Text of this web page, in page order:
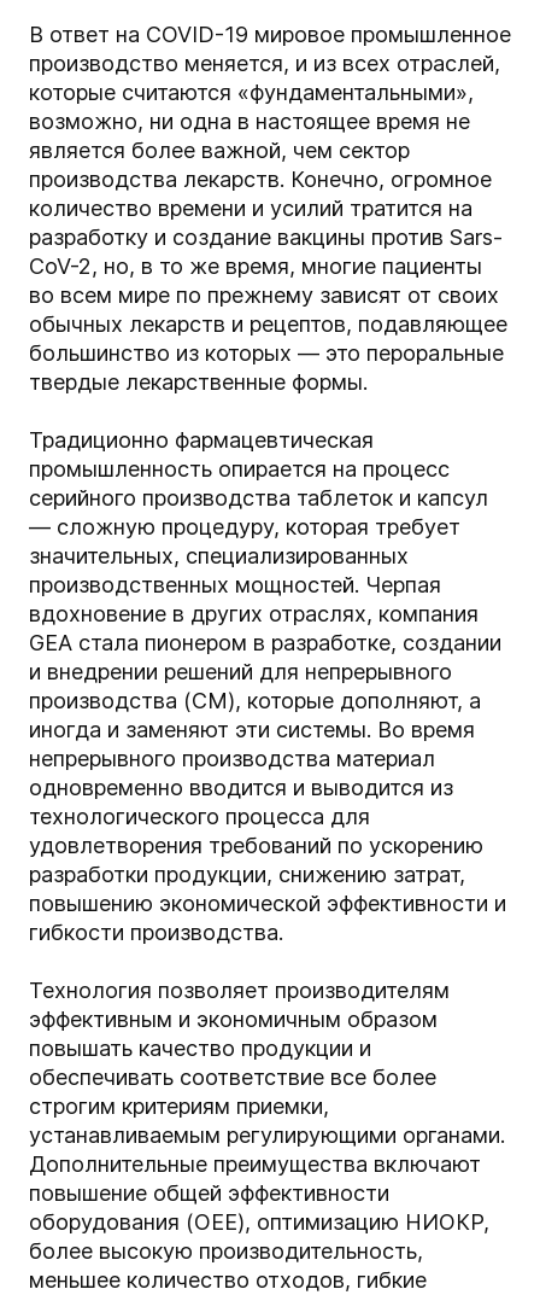
В ответ на COVID-19 мировое промышленное
производство меняется, и из всех отраслей,
которые считаются «фундаментальными»,
возможно, ни одна в настоящее время не
является более важной, чем сектор
производства лекарств. Конечно, огромное
количество времени и усилий тратится на
разработку и создание вакцины против Sars-
CoV-2, но, в то же время, многие пациенты
во всем мире по прежнему зависят от своих
обычных лекарств и рецептов, подавляющее
большинство из которых — это пероральные
твердые лекарственные формы.
Традиционно фармацевтическая
промышленность опирается на процесс
серийного производства таблеток и капсул
— сложную процедуру, которая требует
значительных, специализированных
производственных мощностей. Черпая
вдохновение в других отраслях, компания
GEA стала пионером в разработке, создании
и внедрении решений для непрерывного
производства (CM), которые дополняют, а
иногда и заменяют эти системы. Во время
непрерывного производства материал
одновременно вводится и выводится из
технологического процесса для
удовлетворения требований по ускорению
разработки продукции, снижению затрат,
повышению экономической эффективности и
гибкости производства.
Технология позволяет производителям
эффективным и экономичным образом
повышать качество продукции и
обеспечивать соответствие все более
строгим критериям приемки,
устанавливаемым регулирующими органами.
Дополнительные преимущества включают
повышение общей эффективности
оборудования (OEE), оптимизацию НИОКР,
более высокую производительность,
меньшее количество отходов, гибкие